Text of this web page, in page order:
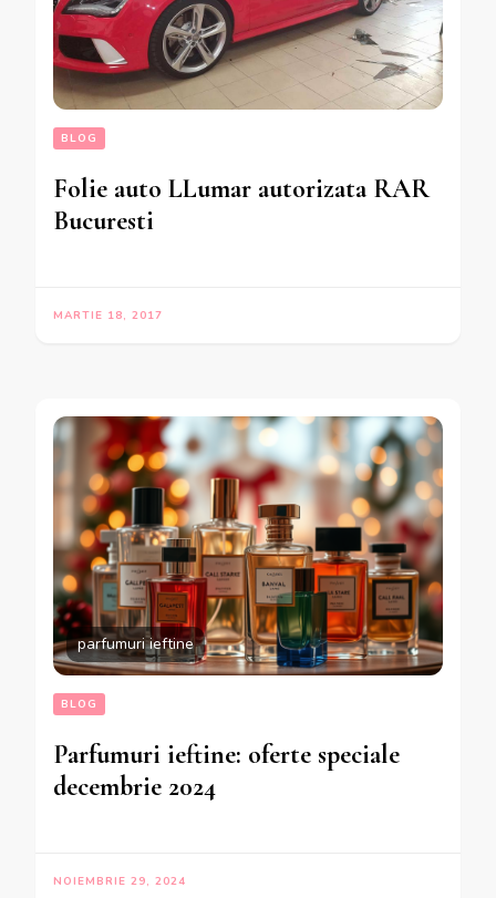
BLOG
Folie auto LLumar autorizata RAR
Bucuresti
MARTIE 18, 2017
parfumuri ieftine
BLOG
Parfumuri ieftine: oferte speciale
decembrie 2024
NOIEMBRIE 29, 2024